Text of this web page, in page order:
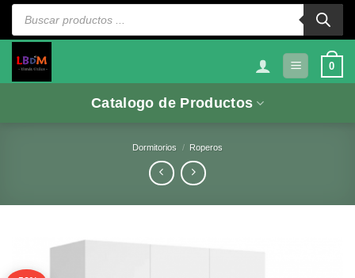
Saltar
Búsqueda
productos
0
Catalogo de Productos
Dormitorios / Roperos